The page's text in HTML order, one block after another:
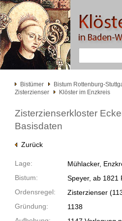
Bistümer Bistum Rottenburg-
Zisterzienser
Klöster im Enzkreis
Zisterzienserkloster
Basisdaten
Zurück
Lage:
Mühlacker,
Bistum:
Speyer, ab 1821
Ordensregel:
Zisterzienser
Gründung:
1138